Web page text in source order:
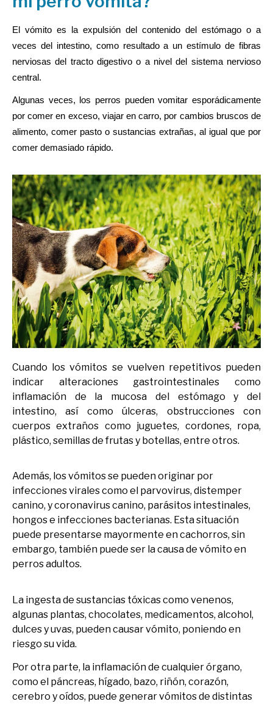
El vómito es la expulsión del contenido del estómago o a
veces del intestino, como resultado a un estímulo de fibras
nerviosas del tracto digestivo o a nivel del sistema nervioso
central.
Algunas veces, los perros pueden vomitar esporádicamente
por comer en exceso, viajar en carro, por cambios bruscos de
alimento, comer pasto o sustancias extrañas, al igual que por
comer demasiado rápido.
Cuando los vómitos se vuelven repetitivos pueden
indicar alteraciones gastrointestinales como
inflamación de la mucosa del estómago y del
intestino, así como úlceras, obstrucciones con
cuerpos extraños como juguetes, cordones, ropa,
plástico, semillas de frutas y botellas, entre otros.
Además, los vómitos se pueden originar por
infecciones virales como el parvovirus, distemper
canino, y coronavirus canino, parásitos intestinales,
hongos e infecciones bacterianas. Esta situación
puede presentarse mayormente en cachorros, sin
embargo, también puede ser la causa de vómito en
perros adultos.
La ingesta de sustancias tóxicas como venenos,
algunas plantas, chocolates, medicamentos, alcohol,
dulces y uvas, pueden causar vómito, poniendo en
riesgo su vida.
Por otra parte, la inflamación de cualquier órgano,
como el páncreas, hígado, bazo, riñón, corazón,
cerebro y oídos, puede generar vómitos de distintas